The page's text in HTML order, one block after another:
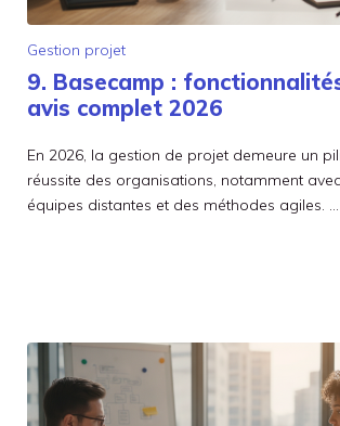
Gestion projet
9. Basecamp :
avis complet 2026
En 2026, la gestion de projet demeure un
réussite des organisations, notamment avec
équipes distantes et des méthodes agiles. …